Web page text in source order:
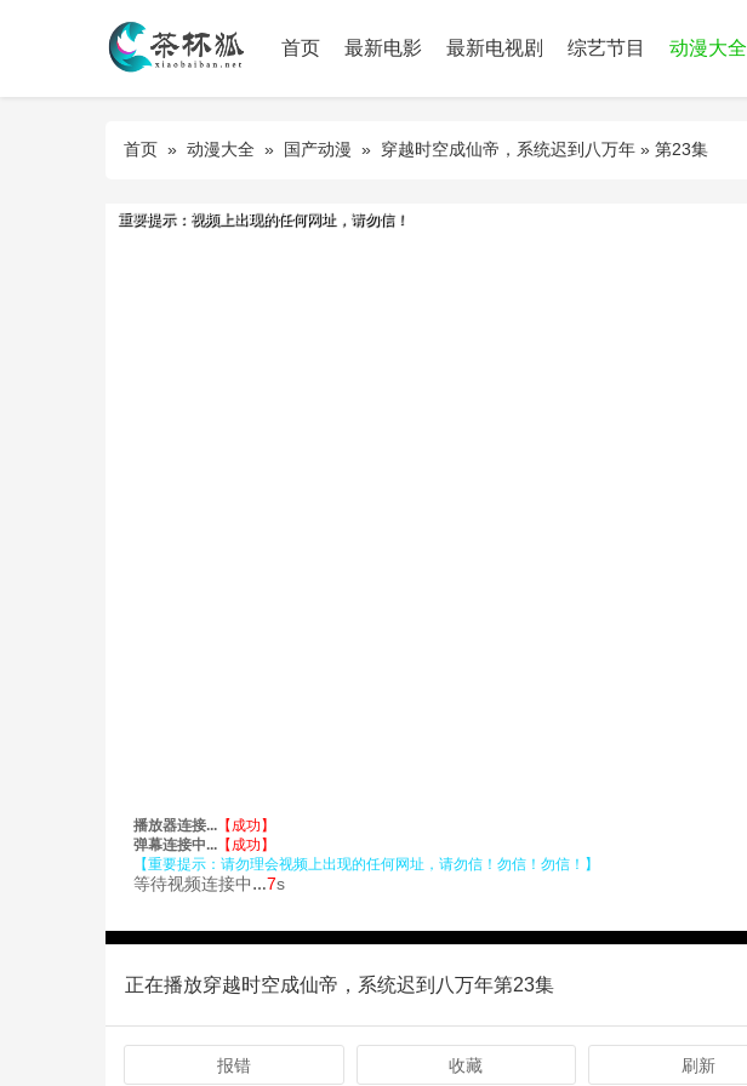
首页 最新电影 最新电视剧 综艺节目 动漫大全
首页 » 动漫大全 » 国产动漫 » 穿越时空成仙帝，系统迟到八万年 » 第23集
正在播放穿越时空成仙帝，系统迟到八万年第23集
报错 收藏 刷新